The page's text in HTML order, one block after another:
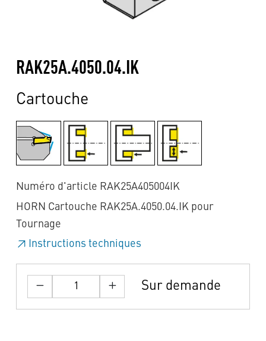
RAK25A.4050.04.IK
Cartouche
Numéro d'article RAK25A405004IK
HORN Cartouche RAK25A.4050.04.IK pour
Tournage
Instructions techniques
Sur demande